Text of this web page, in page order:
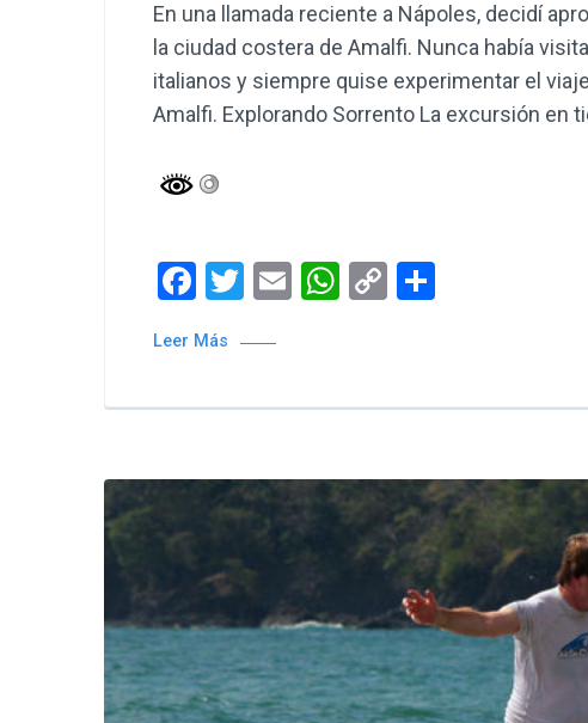
En una llamada reciente a Nápoles, decidí
la ciudad costera de Amalfi. Nunca había
italianos y siempre quise experimentar el
Amalfi. Explorando Sorrento La excursión en
Facebook
Twitter
EmailWhatsApp
Copy
Leer Más